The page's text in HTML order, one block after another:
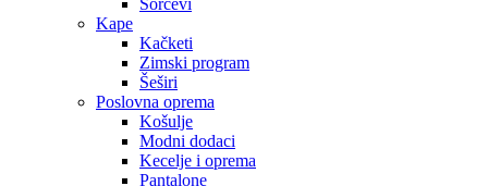
Šorcevi
Kape
Kačketi
Zimski program
Šeširi
Poslovna oprema
Košulje
Modni dodaci
Kecelje i oprema
Pantalone